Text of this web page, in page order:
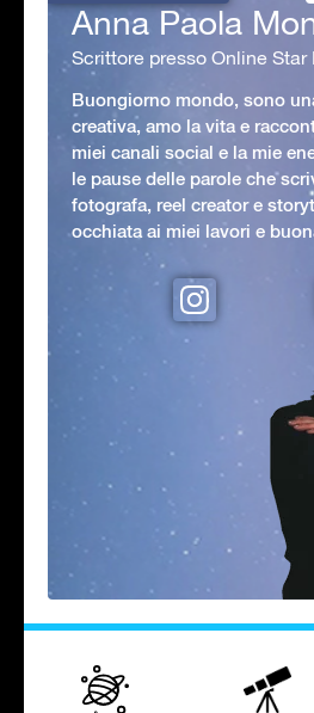
Anna Paola
Scrittore presso Online Star
Buongiorno mondo, sono
creativa, amo la vita e
miei canali social e la mie
le pause delle parole che
fotografa, reel creator e
occhiata ai miei lavori e